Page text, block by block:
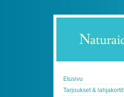
Etusivu
Tarjoukset & lahjakortit